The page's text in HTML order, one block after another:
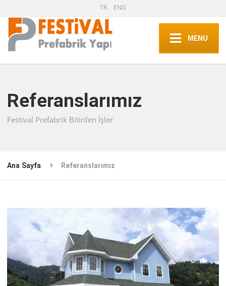
TR ENG
MENU
Referanslarımız
Festival Prefabrik Bitirilen İşler
Ana Sayfa Referanslarımız